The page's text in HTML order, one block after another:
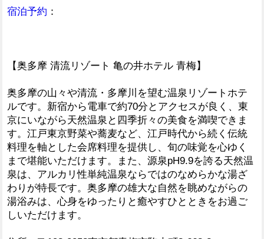
宿泊予約 ：
【奥多摩 清流リゾート 亀の井ホテル 青梅】
奥多摩の山々や清流・多摩川を望む温泉リゾートホテ
ルです。新宿から電車で約70分とアクセスが良く、東
京にいながら天然温泉と四季折々の美食を満喫できま
す。江戸東京野菜や蕎麦など、江戸時代から続く伝統
料理を軸とした会席料理を提供し、旬の味覚を心ゆく
まで堪能いただけます。また、源泉pH9.9を誇る天然温
泉は、アルカリ性単純温泉ならではのなめらかな湯ざ
わりが特長です。奥多摩の雄大な自然を眺めながらの
湯浴みは、心身をゆったりと癒やすひとときをお過ご
しいただけます。